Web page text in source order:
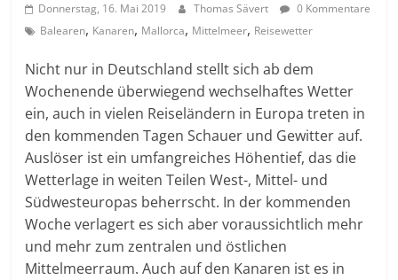
Donnerstag, 16. Mai 2019 Thomas Sävert
0 Kommentare
Balearen, Kanaren, Mallorca, Mittelmeer, Reisewetter
Nicht nur in Deutschland stellt sich ab dem
Wochenende überwiegend wechselhaftes Wetter
ein, auch in vielen Reiseländern in Europa treten in
den kommenden Tagen Schauer und Gewitter auf.
Auslöser ist ein umfangreiches Höhentief, das die
Wetterlage in weiten Teilen West-, Mittel- und
Südwesteuropas beherrscht. In der kommenden
Woche verlagert es sich aber voraussichtlich mehr
und mehr zum zentralen und östlichen
Mittelmeerraum. Auch auf den Kanaren ist es in